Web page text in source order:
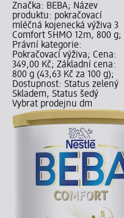
Značka: BEBA; Název
produktu: pokračovací
mléčná kojenecká výživa 3
Comfort 5HMO 12m, 800 g;
Právní kategorie:
Pokračovací výživa; Cena:
349,00 Kč; Základní cena:
800 g (43,63 Kč za 100 g);
Dostupnost: Status zelený
Skladem, Status šedý
Vybrat prodejnu dm